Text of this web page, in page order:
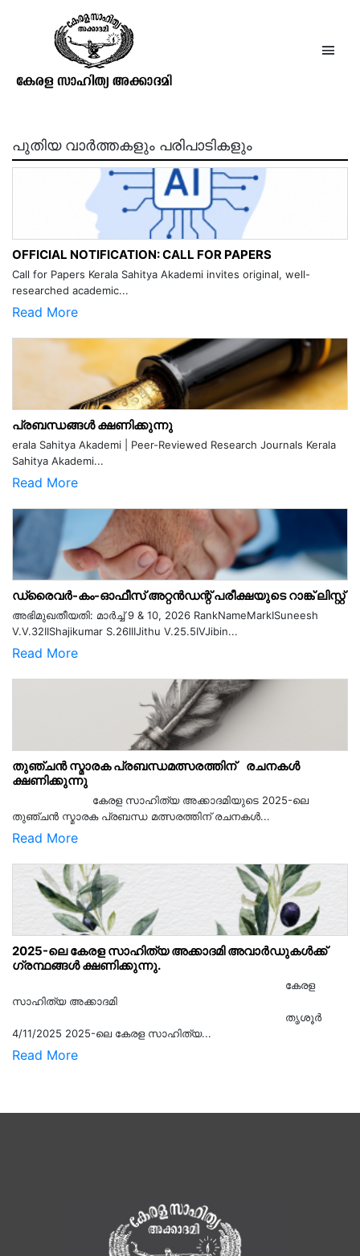
മംഗളോദയം- പുസ്തകം 11 ലക്കം 5
പുതിയ വാർത്തകളും പരിപാടികളും
OFFICIAL NOTIFICATION: CALL FOR PAPERS
Call for Papers Kerala Sahitya Akademi invites original, well-
researched academic...
Read More
പ്രബന്ധങ്ങൾ ക്ഷണിക്കുന്നു
erala Sahitya Akademi | Peer-Reviewed Research Journals Kerala
Sahitya Akademi...
Read More
ഡ്രൈവർ-കം-ഓഫീസ് അറ്റൻഡന്റ് പരീക്ഷയുടെ റാങ്ക് ലിസ്റ്റ്
അഭിമുഖതീയതി: മാർച്ച് 9 & 10, 2026 RankNameMarkISuneesh
V.V.32IIShajikumar S.26IIIJithu V.25.5IVJibin...
Read More
തുഞ്ചൻ സ്മാരക പ്രബന്ധമത്സരത്തിന് രചനകൾ
ക്ഷണിക്കുന്നു
കേരള സാഹിത്യ അക്കാദമിയുടെ 2025-ലെ
തുഞ്ചൻ സ്മാരക പ്രബന്ധ മത്സരത്തിന് രചനകൾ...
Read More
2025-ലെ കേരള സാഹിത്യ അക്കാദമി അവാർഡുകൾക്ക്
ഗ്രന്ഥങ്ങൾ ക്ഷണിക്കുന്നു.
കേരള
സാഹിത്യ അക്കാദമി
തൃശൂര്‍
4/11/2025 2025-ലെ കേരള സാഹിത്യ...
Read More